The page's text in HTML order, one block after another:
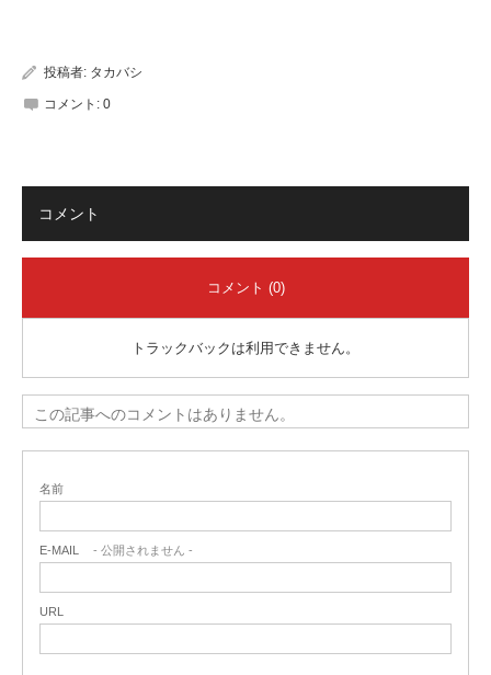
投稿者: タカバシ
コメント: 0
コメント
コメント (0)
トラックバックは利用できません。
この記事へのコメントはありません。
名前
E-MAIL - 公開されません -
URL